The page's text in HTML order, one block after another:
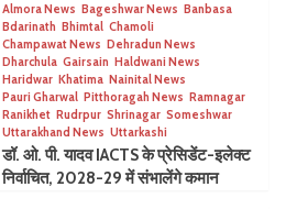
Almora News Bageshwar News Banbasa
Bdarinath Bhimtal Chamoli
Champawat News Dehradun News
Dharchula Gairsain Haldwani News
Haridwar Khatima Nainital News
Pauri Gharwal Pitthoragah News Ramnagar
Ranikhet Rudrpur Shrinagar Someshwar
Uttarakhand News Uttarkashi
डॉ. ओ. पी. यादव IACTS के प्रेसिडेंट-इलेक्ट
निर्वाचित, 2028-29 में संभालेंगे कमान